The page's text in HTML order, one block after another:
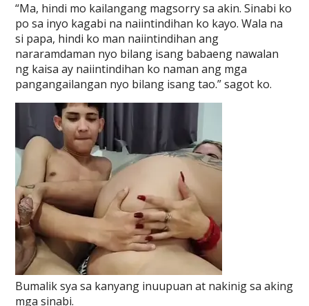
“Ma, hindi mo kailangang magsorry sa akin. Sinabi ko
po sa inyo kagabi na naiintindihan ko kayo. Wala na
si papa, hindi ko man naiintindihan ang
nararamdaman nyo bilang isang babaeng nawalan
ng kaisa ay naiintindihan ko naman ang mga
pangangailangan nyo bilang isang tao.” sagot ko.
Bumalik sya sa kanyang inuupuan at nakinig sa aking
mga sinabi.